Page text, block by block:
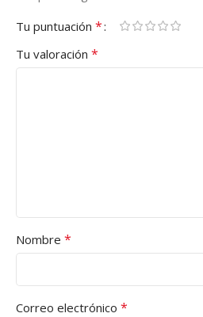
Tu puntuación *
Tu valoración *
Nombre *
Correo electrónico *